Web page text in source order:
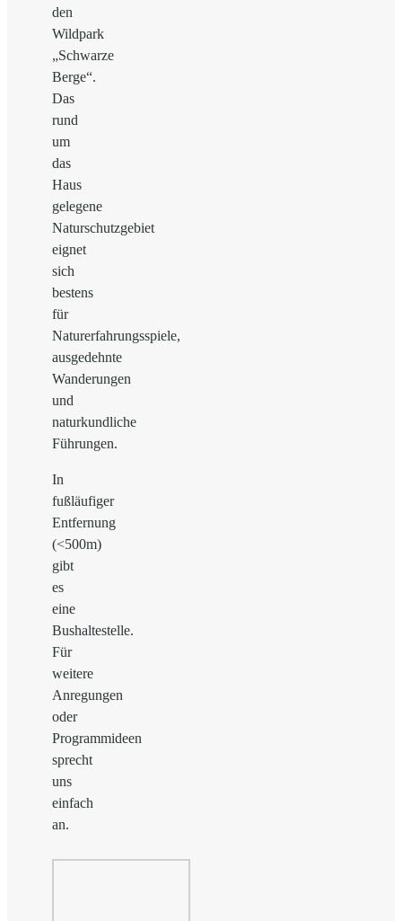
den
Wildpark
„Schwarze
Berge“.
Das
rund
um
das
Haus
gelegene
Naturschutzgebiet
eignet
sich
bestens
für
Naturerfahrungsspiele,
ausgedehnte
Wanderungen
und
naturkundliche
Führungen.
In
fußläufiger
Entfernung
(<500m)
gibt
es
eine
Bushaltestelle.
Für
weitere
Anregungen
oder
Programmideen
sprecht
uns
einfach
an.